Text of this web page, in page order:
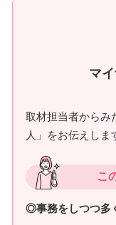
マ
取材担当者からみ
人」をお伝えしま
こ
◎事務をしつつ多